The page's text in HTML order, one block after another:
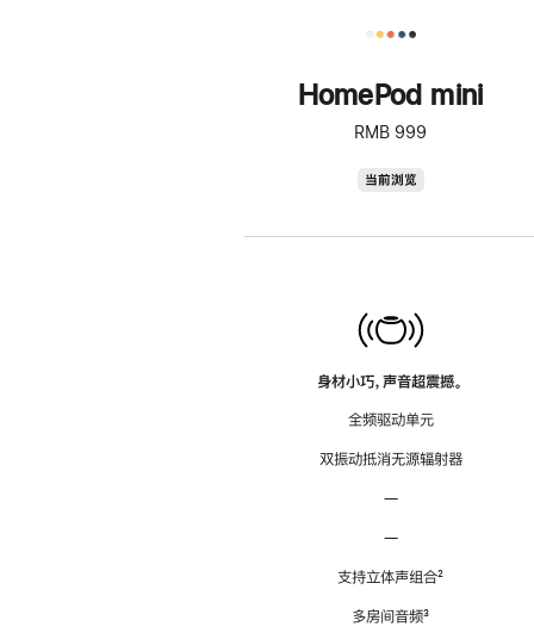
HomePod mini
RMB 999
当前浏览
身材小巧，声音超震撼。
全频驱动单元
双振动抵消无源辐射器
—
—
支持立体声组合脚
²
多房间音频脚
³